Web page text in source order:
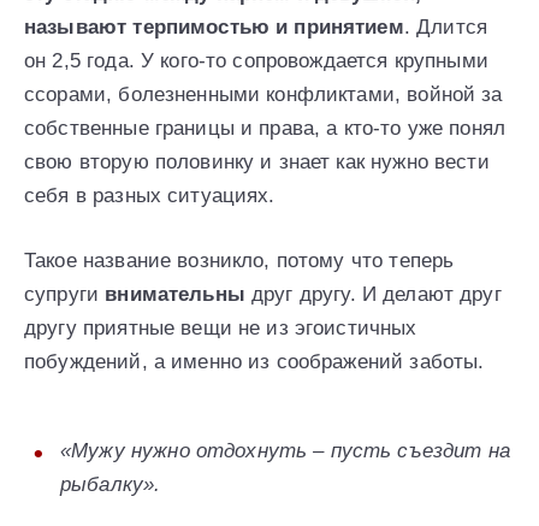
называют терпимостью и принятием. Длится
он 2,5 года. У кого-то сопровождается крупными
ссорами, болезненными конфликтами, войной за
собственные границы и права, а кто-то уже понял
свою вторую половинку и знает как нужно вести
себя в разных ситуациях.
Такое название возникло, потому что теперь
супруги внимательны друг другу. И делают друг
другу приятные вещи не из эгоистичных
побуждений, а именно из соображений заботы.
«Мужу нужно отдохнуть – пусть съездит на
рыбалку».